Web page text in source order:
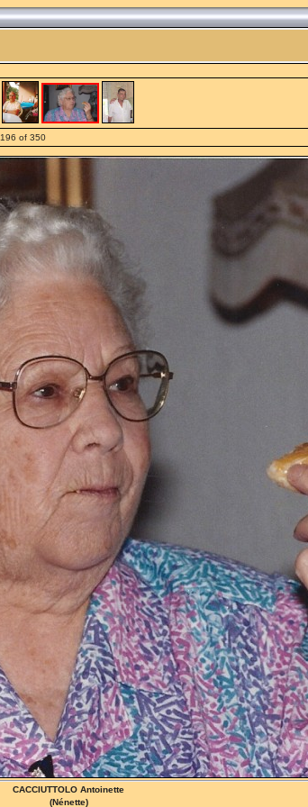
196 of 350
CACCIUTTOLO Antoinette
(Nénette)